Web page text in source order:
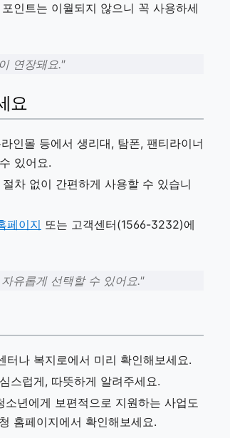
인트는 이월되지 않으니 꼭 사용하세
연장돼요."
요
인몰 등에서 생리대, 탐폰, 팬티라이너
있어요.
차 없이 간편하게 사용할 수 있습니
페이지 또는 고객센터(1566-3232)에
유롭게 선택할 수 있어요."
터나 복지로에서 미리 확인해보세요.
스럽게, 따뜻하게 알려주세요.
년에게 보편적으로 지원하는 사업도
홈페이지에서 확인해보세요.